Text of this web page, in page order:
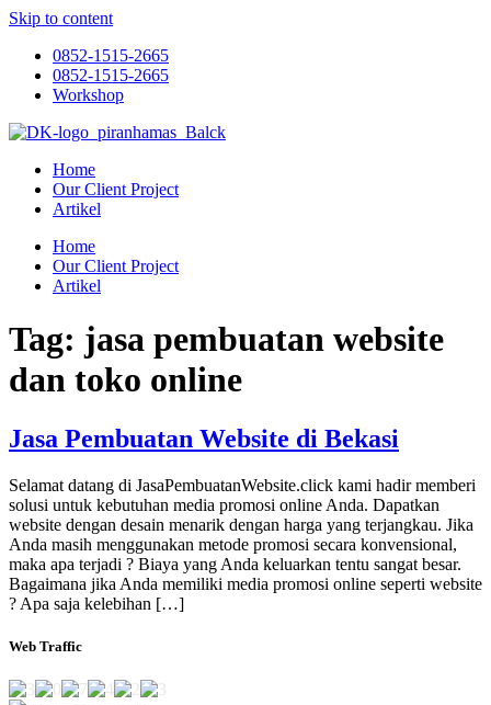
Skip to content
0852-1515-2665
0852-1515-2665
Workshop
Home
Our Client Project
Artikel
Home
Our Client Project
Artikel
Tag: jasa pembuatan website
dan toko online
Jasa Pembuatan Website di Bekasi
Selamat datang di JasaPembuatanWebsite.click kami hadir memberi
solusi untuk kebutuhan media promosi online Anda. Dapatkan
website dengan desain menarik dengan harga yang terjangkau. Jika
Anda masih menggunakan metode promosi secara konvensional,
maka apa terjadi ? Biaya yang Anda keluarkan tentu sangat besar.
Bagaimana jika Anda memiliki media promosi online seperti website
? Apa saja kelebihan […]
Web Traffic